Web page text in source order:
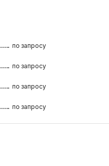
по запросу
по запросу
по запросу
по запросу